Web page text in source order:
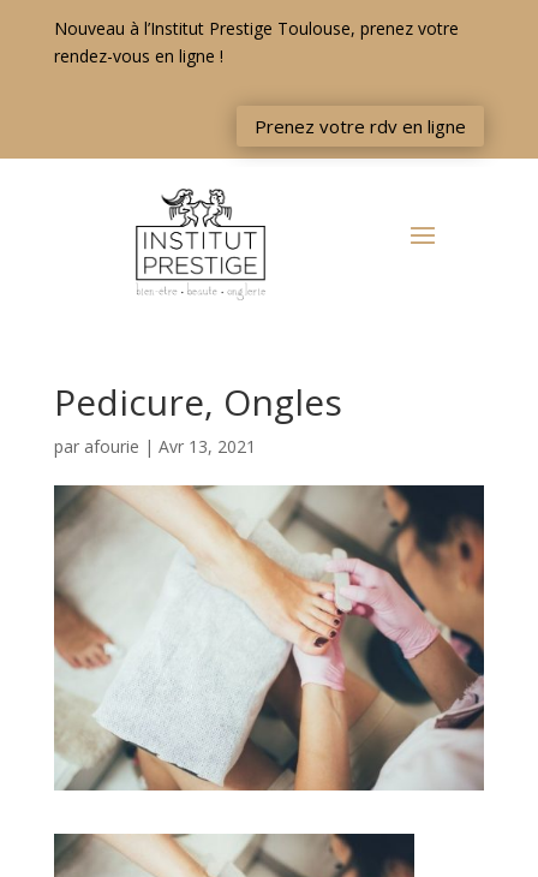
Nouveau à l’Institut Prestige Toulouse, prenez votre
rendez-vous en ligne !
Prenez votre rdv en ligne
Pedicure, Ongles
par afourie | Avr 13, 2021